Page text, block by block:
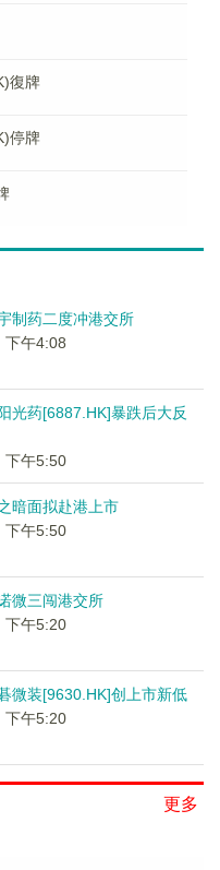
復牌
停牌
制药二度冲港交所
下午4:08
光药[6887.HK]暴跌后大反
下午5:50
暗面拟赴港上市
下午5:50
微三闯港交所
下午5:20
微装[9630.HK]创上市新低
下午5:20
更多